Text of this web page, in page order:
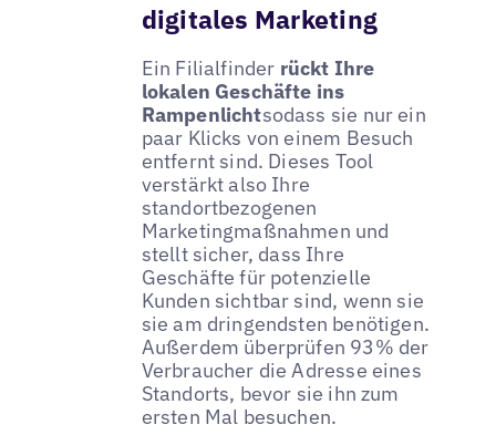
digitales Marketing
Ein Filialfinder rückt Ihre
lokalen Geschäfte ins
Rampenlichtsodass sie nur ein
paar Klicks von einem Besuch
entfernt sind. Dieses Tool
verstärkt also Ihre
standortbezogenen
Marketingmaßnahmen und
stellt sicher, dass Ihre
Geschäfte für potenzielle
Kunden sichtbar sind, wenn sie
sie am dringendsten benötigen.
Außerdem überprüfen 93% der
Verbraucher die Adresse eines
Standorts, bevor sie ihn zum
ersten Mal besuchen.